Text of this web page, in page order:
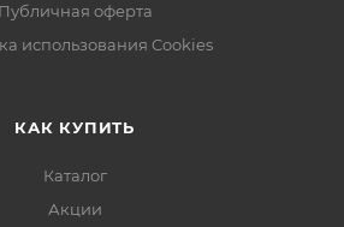
Публичная оферта
использования Cookies
КАК КУПИТЬ
Каталог
Акции